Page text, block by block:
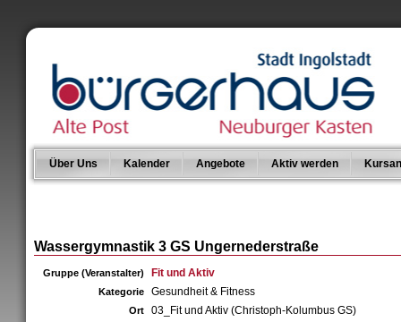
Über Uns Kalender Angebote Aktiv werden
Wassergymnastik 3 GS Ungernederstraße
Gruppe (Veranstalter) Fit und Aktiv
Kategorie Gesundheit & Fitness
Ort 03_Fit und Aktiv (Christoph-Kolumbus GS)